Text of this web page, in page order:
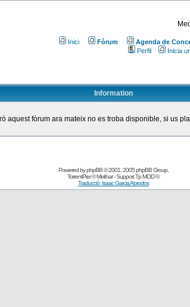
Inici Fòrum Agenda de
Perfil
Inicia
Information
aquest fòrum ara mateix no es troba disponible, si us
Powered byphpBB© 2001, 2005 phpBB Group,
TorrentPier© Meithar - SupportTp MOD©
Traducció: Isaac Garcia Abrodos